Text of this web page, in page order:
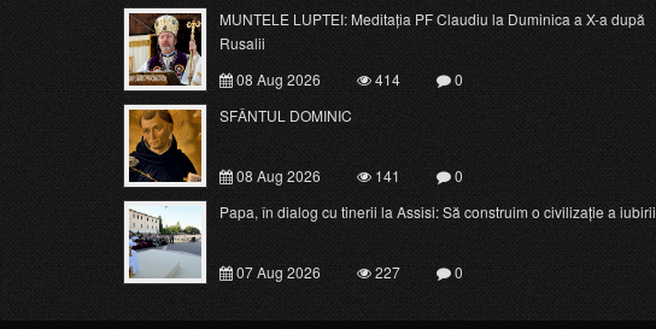
MUNTELE LUPTEI: Meditația PF Claudiu la Duminica a X-a după
Rusalii
08 Aug 2026
414
0
SFÂNTUL DOMINIC
08 Aug 2026 141
0
Papa, în dialog cu tinerii la Assisi: Să construim o civilizație a iubirii
07 Aug 2026 227 0